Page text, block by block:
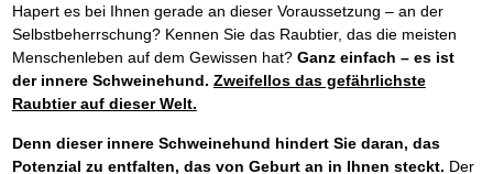
Hapert es bei Ihnen gerade an dieser Voraussetzung – an der
Selbstbeherrschung? Kennen Sie das Raubtier, das die meisten
Menschenleben auf dem Gewissen hat? Ganz einfach – es ist
der innere Schweinehund. Zweifellos das gefährlichste
Raubtier auf dieser Welt.
Denn dieser innere Schweinehund hindert Sie daran, das
Potenzial zu entfalten, das von Geburt an in Ihnen steckt. Der